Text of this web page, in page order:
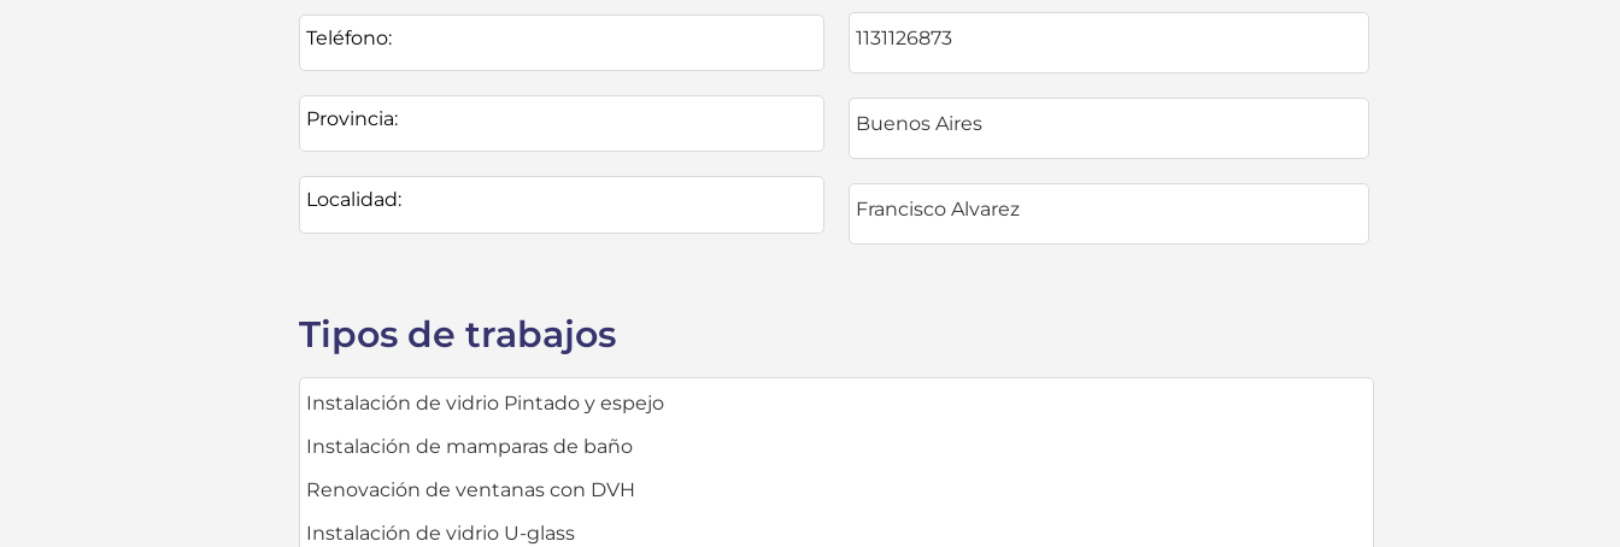
Teléfono:
Provincia:
Localidad:
1131126873
Buenos Aires
Francisco Alvarez
Tipos de trabajos
Instalación de vidrio Pintado y espejo
Instalación de mamparas de baño
Renovación de ventanas con DVH
Instalación de vidrio U-glass